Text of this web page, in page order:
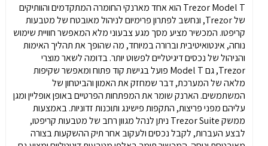
Trezor Model T הוא אחד מארנקי החומרה המתקדמים והוותיקים
של Trezor, ונחשב לפתרון פרימיום לניהול מאובטח של מטבעות
קריפטו. המכשיר מציע מסך מגע צבעוני מלא המאפשר חוויית שימוש
נוחה, אינטואיטיבית וברורה במיוחד, מה שהופך את תהליך האימות
והניהול של נכסים דיגיטליים לפשוט יותר. בדומה לשאר מוצרי
Trezor, גם Model T פועל בגישת קוד פתוח ומאפשר שקיפות
מלאה של המערכת, דבר שמחזק את האמון והביטחון של
המשתמשים. הארנק שומר את המפתחות הפרטיים באופן אופליין ומגן
עליהם מפני פריצות, התקפות פישינג ותוכנות זדוניות. באמצעות
ממשק Trezor Suite ניתן לנהל מגוון רחב של מטבעות קריפטו,
לבצע העברות, לקבל נכסים ולעקוב אחר תיק ההשקעות בצורה